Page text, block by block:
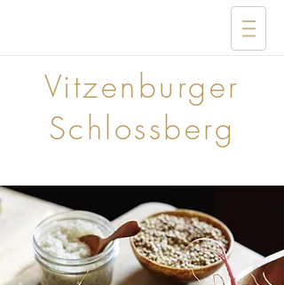
Vitzenburger
Schlossberg